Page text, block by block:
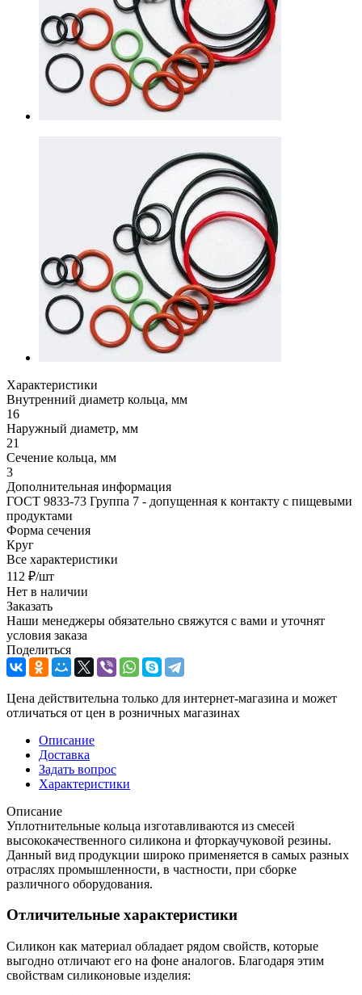
Характеристики
Внутренний диаметр кольца, мм
16
Наружный диаметр, мм
21
Сечение кольца, мм
3
Дополнительная информация
ГОСТ 9833-73 Группа 7 - допущенная к контакту с пищевыми
продуктами
Форма сечения
Круг
Все характеристики
112 ₽/шт
Нет в наличии
Заказать
Наши менеджеры обязательно свяжутся с вами и уточнят
условия заказа
Поделиться
Цена действительна только для интернет-магазина и может
отличаться от цен в розничных магазинах
Описание
Доставка
Задать вопрос
Характеристики
Описание
Уплотнительные кольца изготавливаются из смесей
высококачественного силикона и фторкаучуковой резины.
Данный вид продукции широко применяется в самых разных
отраслях промышленности, в частности, при сборке
различного оборудования.
Отличительные характеристики
Силикон как материал обладает рядом свойств, которые
выгодно отличают его на фоне аналогов. Благодаря этим
свойствам силиконовые изделия: